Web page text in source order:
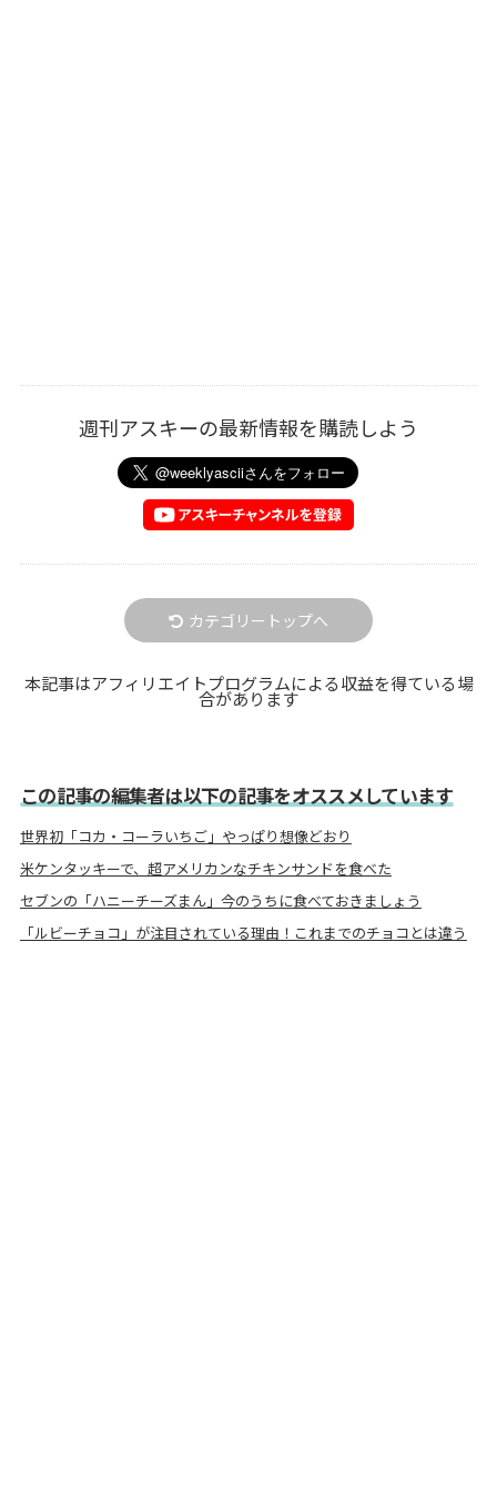
週刊アスキーの最新情報を購読しよう
カテゴリートップへ
本記事はアフィリエイトプログラムによる収益を得ている場
合があります
この記事の編集者は以下の記事をオススメしています
世界初「コカ・コーラいちご」やっぱり想像どおり
米ケンタッキーで、超アメリカンなチキンサンドを食べた
セブンの「ハニーチーズまん」今のうちに食べておきましょう
「ルビーチョコ」が注目されている理由！これまでのチョコとは違う